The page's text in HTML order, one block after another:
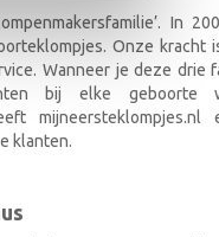
In
Onze kracht
Wanneer je deze drie
bij elke geboorte
mijneersteklompjes.nl
klanten.